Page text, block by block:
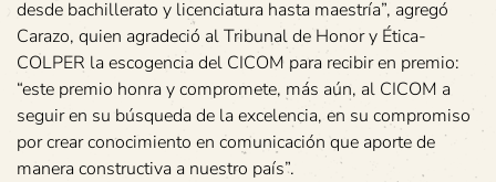
desde bachillerato y licenciatura hasta maestría”, agregó
Carazo, quien agradeció al Tribunal de Honor y Ética-
COLPER la escogencia del CICOM para recibir en premio:
“este premio honra y compromete, más aún, al CICOM a
seguir en su búsqueda de la excelencia, en su compromiso
por crear conocimiento en comunicación que aporte de
manera constructiva a nuestro país”.